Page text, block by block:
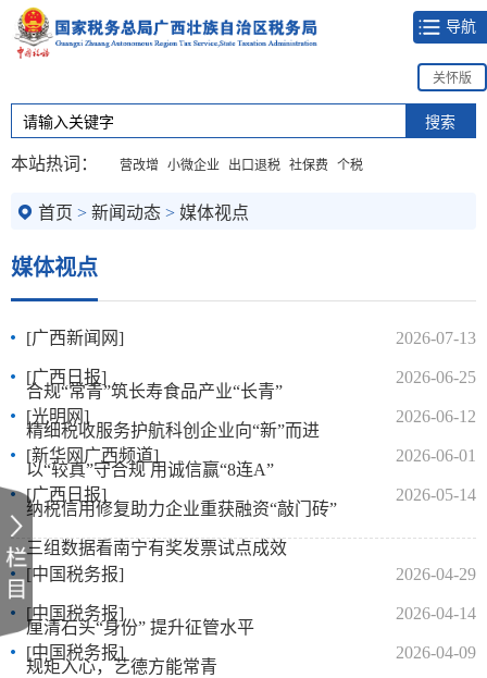
导航
关怀版
本站热词： 营改增 小微企业 出口退税 社保费 个税
首页 > 新闻动态 > 媒体视点
媒体视点
2026-07-13
[广西新闻网]
合规“常青”筑长寿食品产业“长青”
2026-06-25
[广西日报]
精细税收服务护航科创企业向“新”而进
2026-06-12
[光明网]
以“较真”守合规 用诚信赢“8连A”
2026-06-01
[新华网广西频道]
纳税信用修复助力企业重获融资“敲门砖”
2026-05-14
[广西日报]
三组数据看南宁有奖发票试点成效
2026-04-29
[中国税务报]
厘清石头“身份” 提升征管水平
2026-04-14
[中国税务报]
规矩入心，艺德方能常青
2026-04-09
[中国税务报]